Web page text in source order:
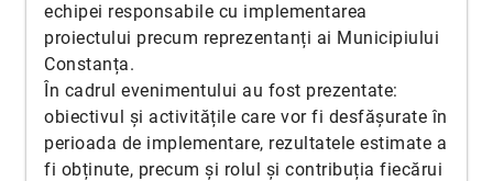
echipei responsabile cu implementarea
proiectului precum reprezentanți ai Municipiului
Constanța.
În cadrul evenimentului au fost prezentate:
obiectivul și activitățile care vor fi desfășurate în
perioada de implementare, rezultatele estimate a
fi obținute, precum și rolul și contribuția fiecărui